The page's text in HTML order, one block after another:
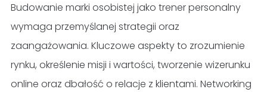
Budowanie marki osobistej jako trener personalny
wymaga przemyślanej strategii oraz
zaangażowania. Kluczowe aspekty to zrozumienie
rynku, określenie misji i wartości, tworzenie wizerunku
online oraz dbałość o relacje z klientami. Networking